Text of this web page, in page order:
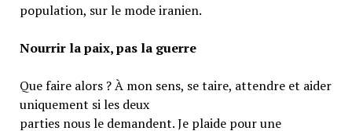
population, sur le mode iranien.
Nourrir la paix, pas la guerre
Que faire alors ? À mon sens, se taire, attendre et aider
uniquement si les deux
parties nous le demandent. Je plaide pour une